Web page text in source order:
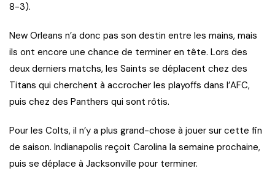
8-3).
New Orleans n’a donc pas son destin entre les mains, mais
ils ont encore une chance de terminer en tête. Lors des
deux derniers matchs, les Saints se déplacent chez des
Titans qui cherchent à accrocher les playoffs dans l’AFC,
puis chez des Panthers qui sont rôtis.
Pour les Colts, il n’y a plus grand-chose à jouer sur cette fin
de saison. Indianapolis reçoit Carolina la semaine prochaine,
puis se déplace à Jacksonville pour terminer.